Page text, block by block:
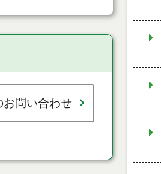
お問い合わせ